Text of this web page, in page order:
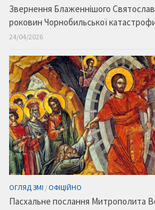
Звернення Блаженнішого
роковин Чорнобильської
24/04/2026
ОГЛЯД ЗМІ / ОФІЦІЙНО
Пасхальне послання Митрополита